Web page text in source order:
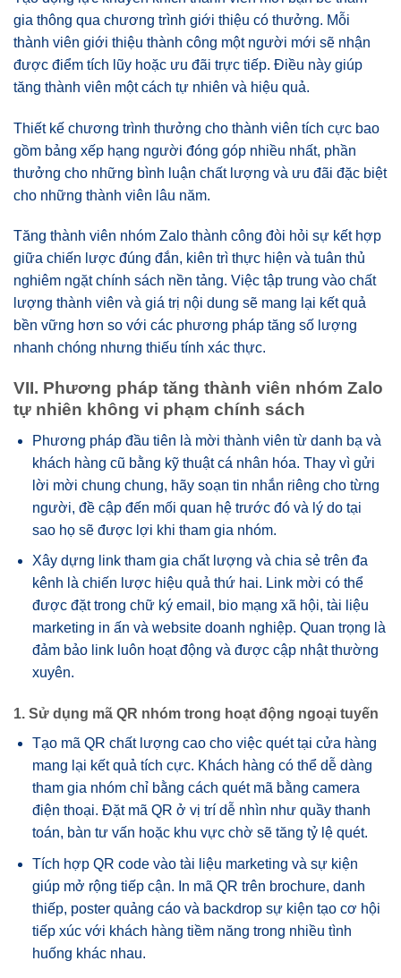
gia thông qua chương trình giới thiệu có thưởng. Mỗi
thành viên giới thiệu thành công một người mới sẽ nhận
được điểm tích lũy hoặc ưu đãi trực tiếp. Điều này giúp
tăng thành viên một cách tự nhiên và hiệu quả.
Thiết kế chương trình thưởng cho thành viên tích cực bao
gồm bảng xếp hạng người đóng góp nhiều nhất, phần
thưởng cho những bình luận chất lượng và ưu đãi đặc biệt
cho những thành viên lâu năm.
Tăng thành viên nhóm Zalo thành công đòi hỏi sự kết hợp
giữa chiến lược đúng đắn, kiên trì thực hiện và tuân thủ
nghiêm ngặt chính sách nền tảng. Việc tập trung vào chất
lượng thành viên và giá trị nội dung sẽ mang lại kết quả
bền vững hơn so với các phương pháp tăng số lượng
nhanh chóng nhưng thiếu tính xác thực.
VII. Phương pháp tăng thành viên nhóm Zalo
tự nhiên không vi phạm chính sách
Phương pháp đầu tiên là mời thành viên từ danh bạ và
khách hàng cũ bằng kỹ thuật cá nhân hóa. Thay vì gửi
lời mời chung chung, hãy soạn tin nhắn riêng cho từng
người, đề cập đến mối quan hệ trước đó và lý do tại
sao họ sẽ được lợi khi tham gia nhóm.
Xây dựng link tham gia chất lượng và chia sẻ trên đa
kênh là chiến lược hiệu quả thứ hai. Link mời có thể
được đặt trong chữ ký email, bio mạng xã hội, tài liệu
marketing in ấn và website doanh nghiệp. Quan trọng là
đảm bảo link luôn hoạt động và được cập nhật thường
xuyên.
1. Sử dụng mã QR nhóm trong hoạt động ngoại tuyến
Tạo mã QR chất lượng cao cho việc quét tại cửa hàng
mang lại kết quả tích cực. Khách hàng có thể dễ dàng
tham gia nhóm chỉ bằng cách quét mã bằng camera
điện thoại. Đặt mã QR ở vị trí dễ nhìn như quầy thanh
toán, bàn tư vấn hoặc khu vực chờ sẽ tăng tỷ lệ quét.
Tích hợp QR code vào tài liệu marketing và sự kiện
giúp mở rộng tiếp cận. In mã QR trên brochure, danh
thiếp, poster quảng cáo và backdrop sự kiện tạo cơ hội
tiếp xúc với khách hàng tiềm năng trong nhiều tình
huống khác nhau.